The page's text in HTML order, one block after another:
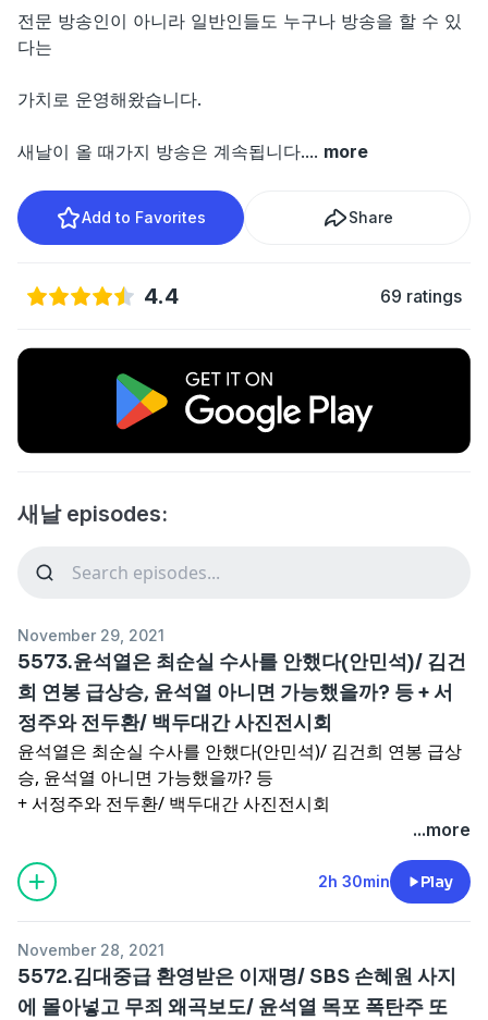
전문 방송인이 아니라 일반인들도 누구나 방송을 할 수 있
다는
가치로 운영해왔습니다.
새날이 올 때가지 방송은 계속됩니다.... more
Add to Favorites Share
4.4 69 ratings
새날 episodes:
November 29, 2021
5573.윤석열은 최순실 수사를 안했다(안민석)/ 김건
희 연봉 급상승, 윤석열 아니면 가능했을까? 등 + 서
정주와 전두환/ 백두대간 사진전시회
윤석열은 최순실 수사를 안했다(안민석)/ 김건희 연봉 급상
승, 윤석열 아니면 가능했을까? 등
+ 서정주와 전두환/ 백두대간 사진전시회
...more
2h 30min Play
November 28, 2021
5572.김대중급 환영받은 이재명/ SBS 손혜원 사지
에 몰아넣고 무죄 왜곡보도/ 윤석열 목포 폭탄주 또